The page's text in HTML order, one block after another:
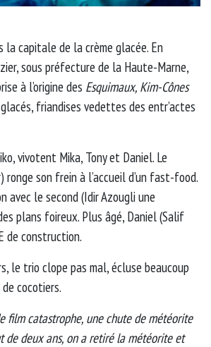
capitale de la crème glacée. En
sous préfecture de la Haute-Marne,
à l’origine des Esquimaux, Kim-Cônes
friandises vedettes des entr’actes
vivotent Mika, Tony et Daniel. Le
ronge son frein à l’accueil d’un fast-food.
avec le second (Idir Azougli une
plans foireux. Plus âgé, Daniel (Salif
de construction.
le trio clope pas mal, écluse beaucoup
cocotiers.
film catastrophe, une chute de météorite
de deux ans, on a retiré la météorite et